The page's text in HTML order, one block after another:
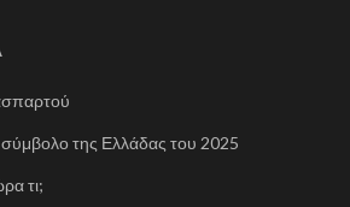
της Ελλάδας του 2025
τι;